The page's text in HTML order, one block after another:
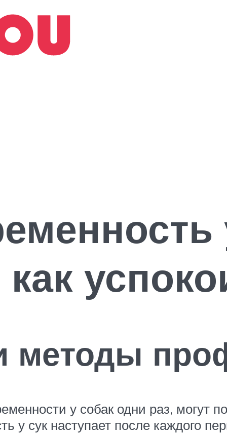
методы
у собак одни раз, могут
у сук наступает после каждого